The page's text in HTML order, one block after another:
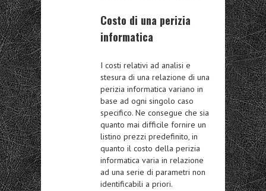
Costo di una perizia
informatica
I costi relativi ad analisi e
stesura di una relazione di una
perizia informatica variano in
base ad ogni singolo caso
specifico. Ne consegue che sia
quanto mai difficile fornire un
listino prezzi predefinito, in
quanto il costo della perizia
informatica varia in relazione
ad una serie di parametri non
identificabili a priori.